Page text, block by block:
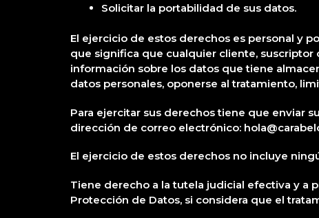
Solicitar la portabilidad de sus datos.
El ejercicio de estos derechos es personal y
que significa que cualquier cliente,
información sobre los datos que tiene
datos personales, oponerse al tratamiento,
Para ejercitar sus derechos tiene que enviar
dirección de correo electrónico:
El ejercicio de estos derechos no incluye
Tiene derecho a la tutela judicial efectiva y a
Protección de Datos, si considera que el